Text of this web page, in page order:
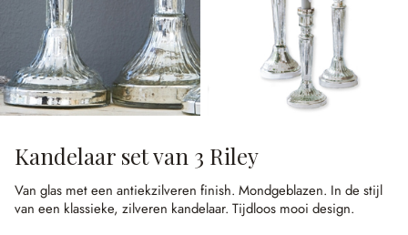
Kandelaar set van 3 Riley
Van glas met een antiekzilveren finish. Mondgeblazen. In de stijl
van een klassieke, zilveren kandelaar. Tijdloos mooi design.